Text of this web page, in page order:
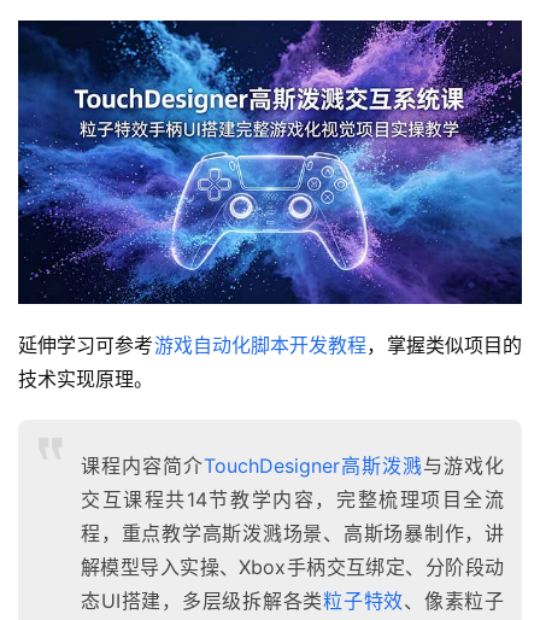
延伸学习可参考游戏自动化脚本开发教程，掌握类似项目的
技术实现原理。
课程内容简介TouchDesigner高斯泼溅与游戏化
交互课程共14节教学内容，完整梳理项目全流
程，重点教学高斯泼溅场景、高斯场暴制作，讲
解模型导入实操、Xbox手柄交互绑定、分阶段动
态UI搭建，多层级拆解各类粒子特效、像素粒子